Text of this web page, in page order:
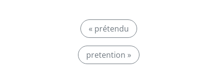
« prétendu
pretention »